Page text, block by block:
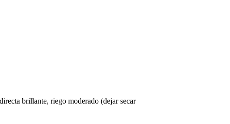
brillante, riego moderado (dejar secar